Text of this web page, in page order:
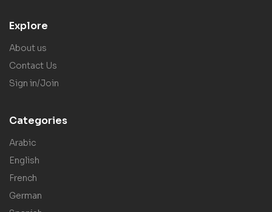
Explore
About us
Contact Us
Sign in/Join
Categories
Arabic
English
French
German